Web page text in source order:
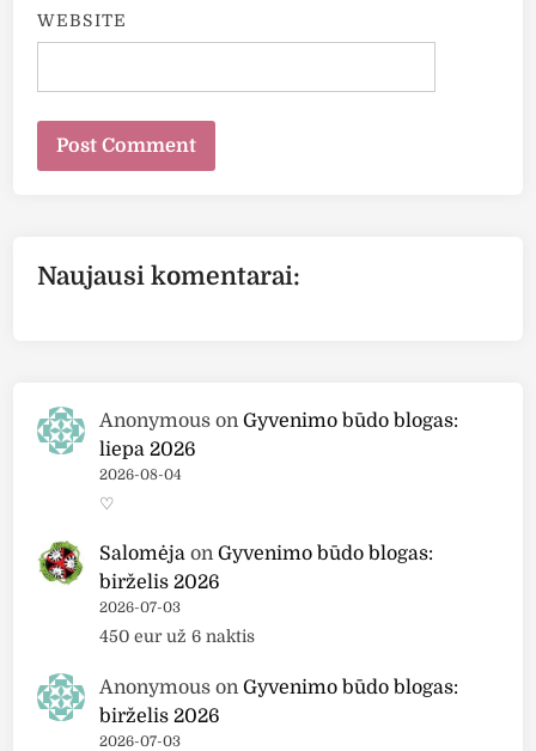
WEBSITE
Naujausi komentarai:
Anonymous onGyvenimo būdo blogas:
liepa 2026
2026-08-04
♡
Salomėja onGyvenimo būdo blogas:
birželis 2026
2026-07-03
450 eur už 6 naktis
Anonymous onGyvenimo būdo blogas:
birželis 2026
2026-07-03